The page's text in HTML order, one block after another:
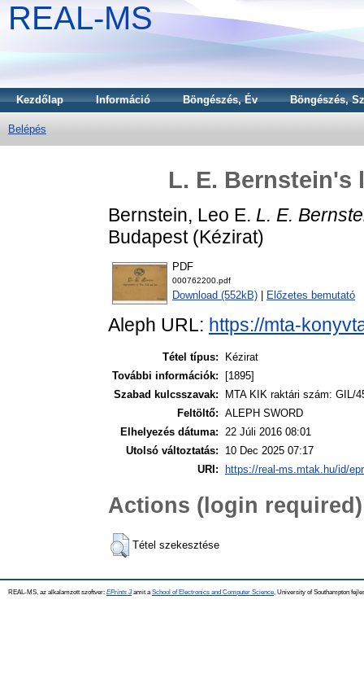
REAL-MS
Kezdőlap Információ Böngészés, Év Böngészés,
Belépés
L. E. Bernstein's
Bernstein, Leo E. L. E.
Budapest (Kézirat)
PDF
000762200.pdf
Download (552kB) Előzetes bemutató
Aleph URL: https://mta-
Tétel típus:
Kézirat
További információk:
[1895]
Szabad kulcsszavak:
MTA KIK raktári szám: GIL/
Feltöltő: ALEPH SWORD
Elhelyezés dátuma: 22 Júli 2016 08:01
Utolsó változtatás:
10 Dec 2025 07:17
URI:
https://real-ms.mtak.hu/id/
Actions (login required)
Tétel szekesztése
REAL-MS, az alkalamzott szoftver: EPrints 3amit a School of Electronics and Computer Science , University of Southampton